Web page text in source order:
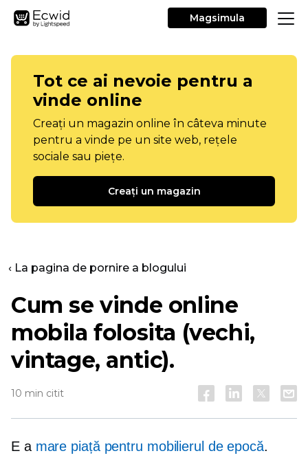
Magsimula
Tot ce ai nevoie pentru a
vinde online
Creați un magazin online în câteva minute
pentru a vinde pe un site web, rețele
sociale sau piețe.
Creați un magazin
‹ La pagina de pornire a blogului
Cum se vinde online
mobila folosita (vechi,
vintage, antic).
10 min citit
E a mare piață pentru mobilierul de epocă.